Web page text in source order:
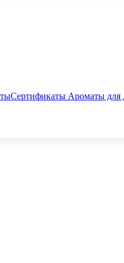
Сертификаты Ароматы для